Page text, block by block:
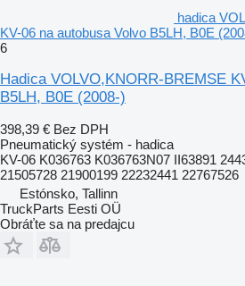
hadica
KV-06 na autobusa Volvo B5LH, B0E
6
Hadica VOLVO,KNORR-BREMSE
B5LH, B0E (2008-)
398,39 € Bez DPH
Pneumatický systém - hadica
KV-06 K036763 K036763N07 II63891
21505728 21900199 22232441 22767526
Estónsko, Tallinn
TruckParts Eesti OÜ
Obráťte sa na predajcu